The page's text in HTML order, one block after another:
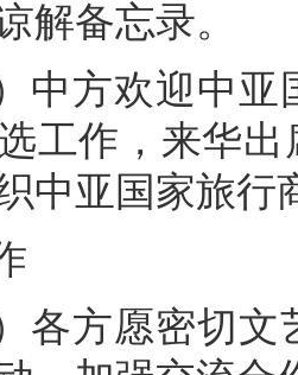
解备忘录。
）中方欢迎中
工作，来华
中亚国家旅行
各方愿密切